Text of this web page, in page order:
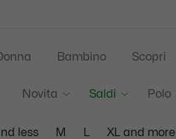
Novita Saldi Polo
Donna Bambino Scopri
less M XL and more